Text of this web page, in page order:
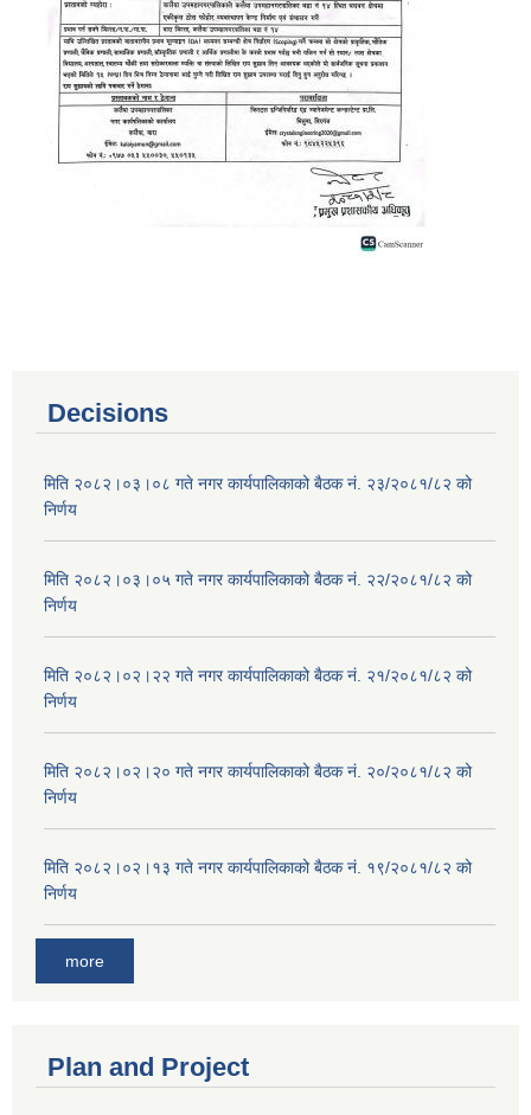
Decisions
मिति २०८२।०३।०८ गते नगर कार्यपालिकाको बैठक नं. २३/२०८१/८२ को
निर्णय
मिति २०८२।०३।०५ गते नगर कार्यपालिकाको बैठक नं. २२/२०८१/८२ को
निर्णय
मिति २०८२।०२।२२ गते नगर कार्यपालिकाको बैठक नं. २१/२०८१/८२ को
निर्णय
मिति २०८२।०२।२० गते नगर कार्यपालिकाको बैठक नं. २०/२०८१/८२ को
निर्णय
मिति २०८२।०२।१३ गते नगर कार्यपालिकाको बैठक नं. १९/२०८१/८२ को
निर्णय
more
Plan and Project